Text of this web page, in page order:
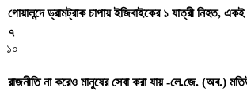
গোয়ালন্দে ড্রামট্রাক চাপায় ইজিবাইকের ১ যাত্রী নিহত,
৭
১০
রাজনীতি না করেও মানুষের সেবা করা যায় -লে.জে. (অব.)